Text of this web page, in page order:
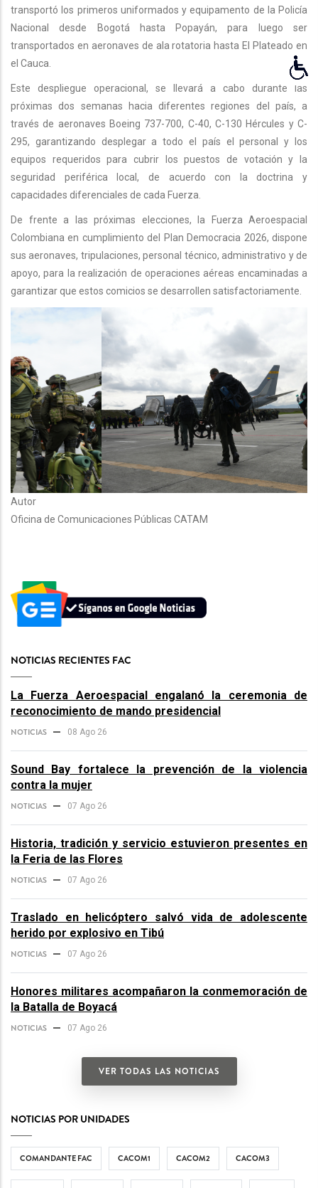
transportó los primeros uniformados y equipamento de la Policía
Nacional desde Bogotá hasta Popayán, para luego ser
transportados en aeronaves de ala rotatoria hasta El Plateado en
el Cauca.
Este despliegue operacional, se llevará a cabo durante las
próximas dos semanas hacia diferentes regiones del país, a
través de aeronaves Boeing 737-700, C-40, C-130 Hércules y C-
295, garantizando desplegar a todo el país el personal y los
equipos requeridos para cubrir los puestos de votación y la
seguridad periférica local, de acuerdo con la doctrina y
capacidades diferenciales de cada Fuerza.
De frente a las próximas elecciones, la Fuerza Aeroespacial
Colombiana en cumplimiento del Plan Democracia 2026, dispone
sus aeronaves, tripulaciones, personal técnico, administrativo y de
apoyo, para la realización de operaciones aéreas encaminadas a
garantizar que estos comicios se desarrollen satisfactoriamente.
Autor
Oficina de Comunicaciones Públicas CATAM
NOTICIAS RECIENTES FAC
La Fuerza Aeroespacial engalanó la ceremonia de
reconocimiento de mando presidencial
NOTICIAS 08 Ago 26
Sound Bay fortalece la prevención de la violencia
contra la mujer
NOTICIAS 07 Ago 26
Historia, tradición y servicio estuvieron presentes en
la Feria de las Flores
NOTICIAS 07 Ago 26
Traslado en helicóptero salvó vida de adolescente
herido por explosivo en Tibú
NOTICIAS 07 Ago 26
Honores militares acompañaron la conmemoración de
la Batalla de Boyacá
NOTICIAS 07 Ago 26
VER TODAS LAS NOTICIAS
NOTICIAS POR UNIDADES
COMANDANTE FAC CACOM1 CACOM2 CACOM3